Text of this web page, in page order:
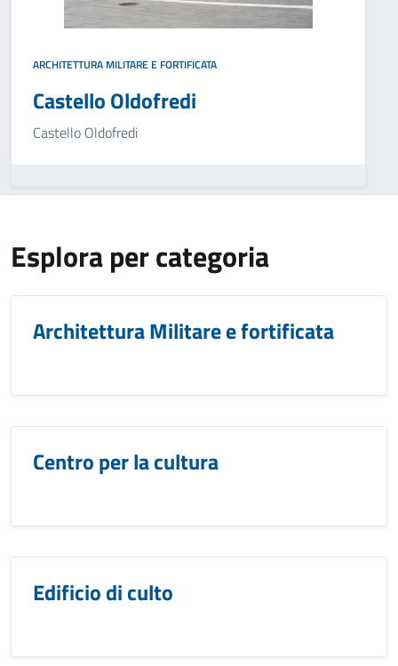
ARCHITETTURA MILITARE E FORTIFICATA
Castello Oldofredi
Castello Oldofredi
Esplora per categoria
Architettura Militare e fortificata
Centro per la cultura
Edificio di culto